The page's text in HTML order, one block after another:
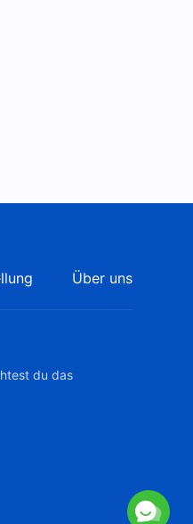
Über uns
du das